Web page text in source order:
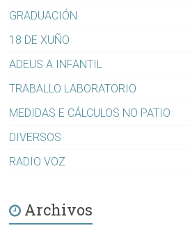
GRADUACIÓN
18 DE XUÑO
ADEUS A INFANTIL
TRABALLO LABORATORIO
MEDIDAS E CÁLCULOS NO PATIO
DIVERSOS
RADIO VOZ
Archivos